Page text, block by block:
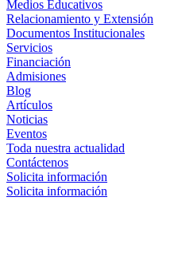
Medios Educativos
Relacionamiento y Extensión
Documentos Institucionales
Servicios
Financiación
Admisiones
Blog
Artículos
Noticias
Eventos
Toda nuestra actualidad
Contáctenos
Solicita información
Solicita información